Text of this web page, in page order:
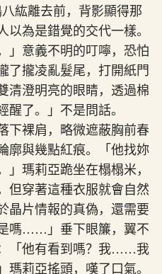
紘離去前，背影顯得那
為是錯覺的交代一樣。
」意義不明的叮嚀，恐怕
了攏凌亂髮尾，打開紙門
清澄明亮的眼睛，透過棉
了。」不是問話。
下裸肩，略微遮蔽胸前春
廓與幾點紅痕。「他找妳
瑪莉亞跪坐在榻榻米，
但穿著這種衣服就會自然
晶片情報的真偽，還需要
嗎……」垂下眼簾，翼不
「他有看到嗎？我……我
莉亞搖頭，嘆了口氣。